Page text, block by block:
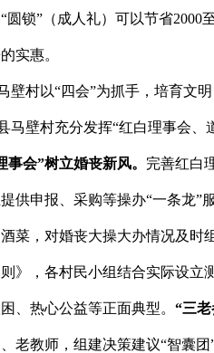
圆锁”（成人礼）可以节省2000
实惠。
壁村以“四会”为抓手，培育文
马壁村充分发挥“红白理事会、
事会”树立婚丧新风。 完善红白
供申报、采购等操办“一条龙”
菜，对婚丧大操大办情况及时
》，各村民小组结合实际设立
、热心公益等正面典型。 “三老
老教师，组建决策建议“智囊团